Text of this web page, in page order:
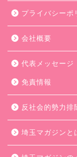
プライバシーポ
会社概要
代表メッセージ
免責情報
反社会的勢力排
埼玉マガジンと